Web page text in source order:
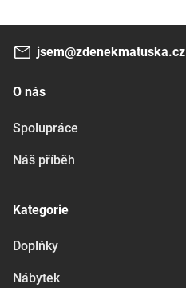
jsem@zdenekmatuska.cz
O nás
Spolupráce
Náš příběh
Kategorie
Doplňky
Nábytek